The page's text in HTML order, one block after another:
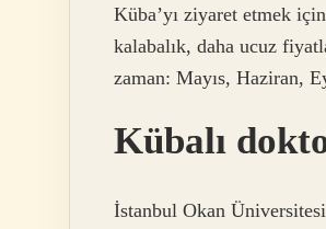
Küba’yı ziyaret etmek
kalabalık, daha ucuz
zaman: Mayıs, Haziran,
Kübalı
İstanbul Okan